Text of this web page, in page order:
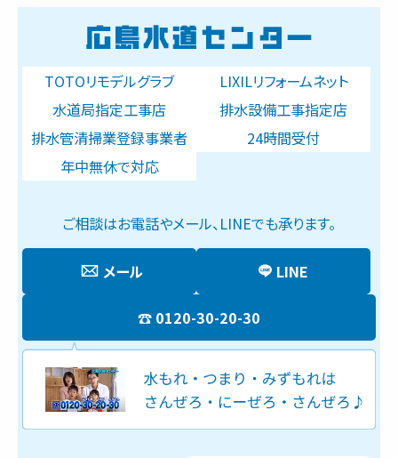
TOTOリモデルグラブ
LIXILリフォームネット
水道局指定工事店
排水設備工事指定店
排水管清掃業登録事業者
24時間受付
年中無休で対応
ご相談はお電話やメール、LINEでも承ります。
0120-30-20-30
メール LINE